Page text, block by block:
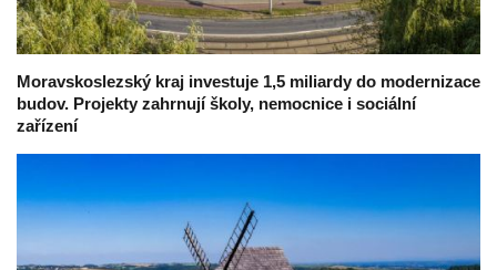
Moravskoslezský kraj investuje 1,5 miliardy do modernizace
budov. Projekty zahrnují školy, nemocnice i sociální
zařízení